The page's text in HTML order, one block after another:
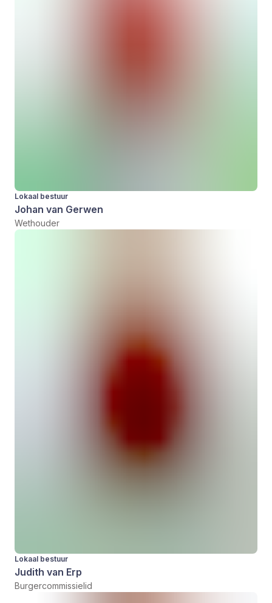
Lokaal bestuur
Johan van Gerwen
Wethouder
Lokaal bestuur
Judith van Erp
Burgercommissielid